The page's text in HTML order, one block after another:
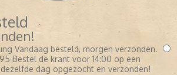
Vandaag besteld, morgen verzonden.
Bestel de krant voor 14:00 op een
dag opgezocht en verzonden!